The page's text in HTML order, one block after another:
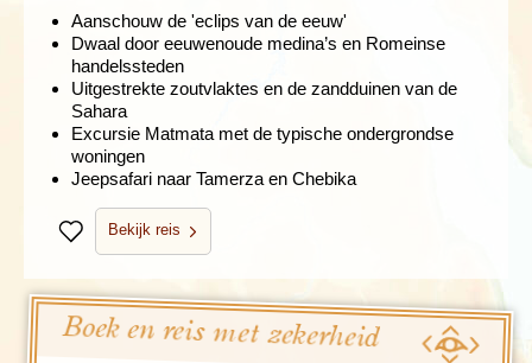
Aanschouw de 'eclips van de eeuw'
Dwaal door eeuwenoude medina’s en Romeinse
handelssteden
Uitgestrekte zoutvlaktes en de zandduinen van de
Sahara
Excursie Matmata met de typische ondergrondse
woningen
Jeepsafari naar Tamerza en Chebika
BewarenBekijk reis
Boek en reis met zekerheid